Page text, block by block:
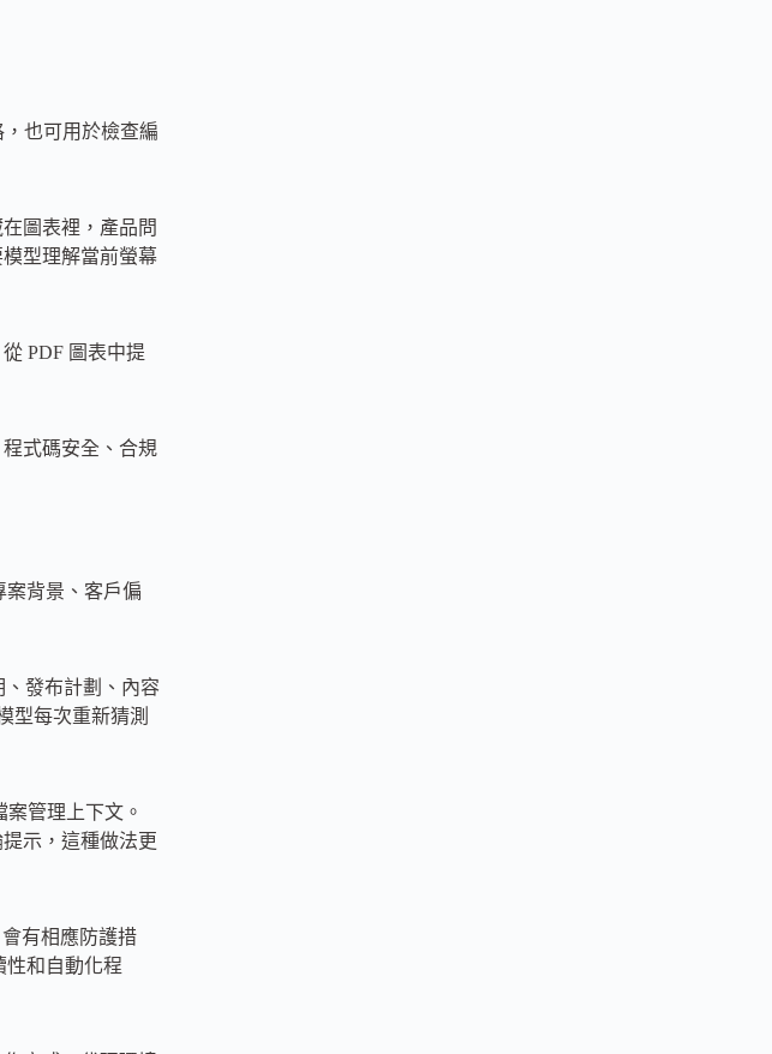
也可用於檢查編
圖表裡，產品問
型理解當前螢幕
PDF 圖表中提
式碼安全、合規
案背景、客戶偏
、發布計劃、內容
型每次重新猜測
管理上下文。
示，這種做法更
有相應防護措
性和自動化程